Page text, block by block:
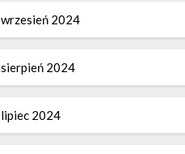
wrzesień 2024
sierpień 2024
lipiec 2024